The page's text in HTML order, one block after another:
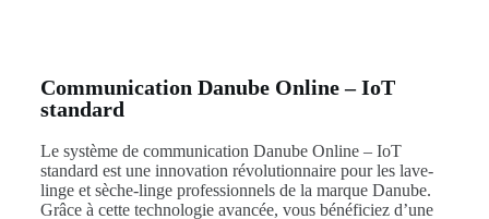
Communication Danube Online – IoT
standard
Le système de communication Danube Online – IoT
standard est une innovation révolutionnaire pour les lave-
linge et sèche-linge professionnels de la marque Danube.
Grâce à cette technologie avancée, vous bénéficiez d’une